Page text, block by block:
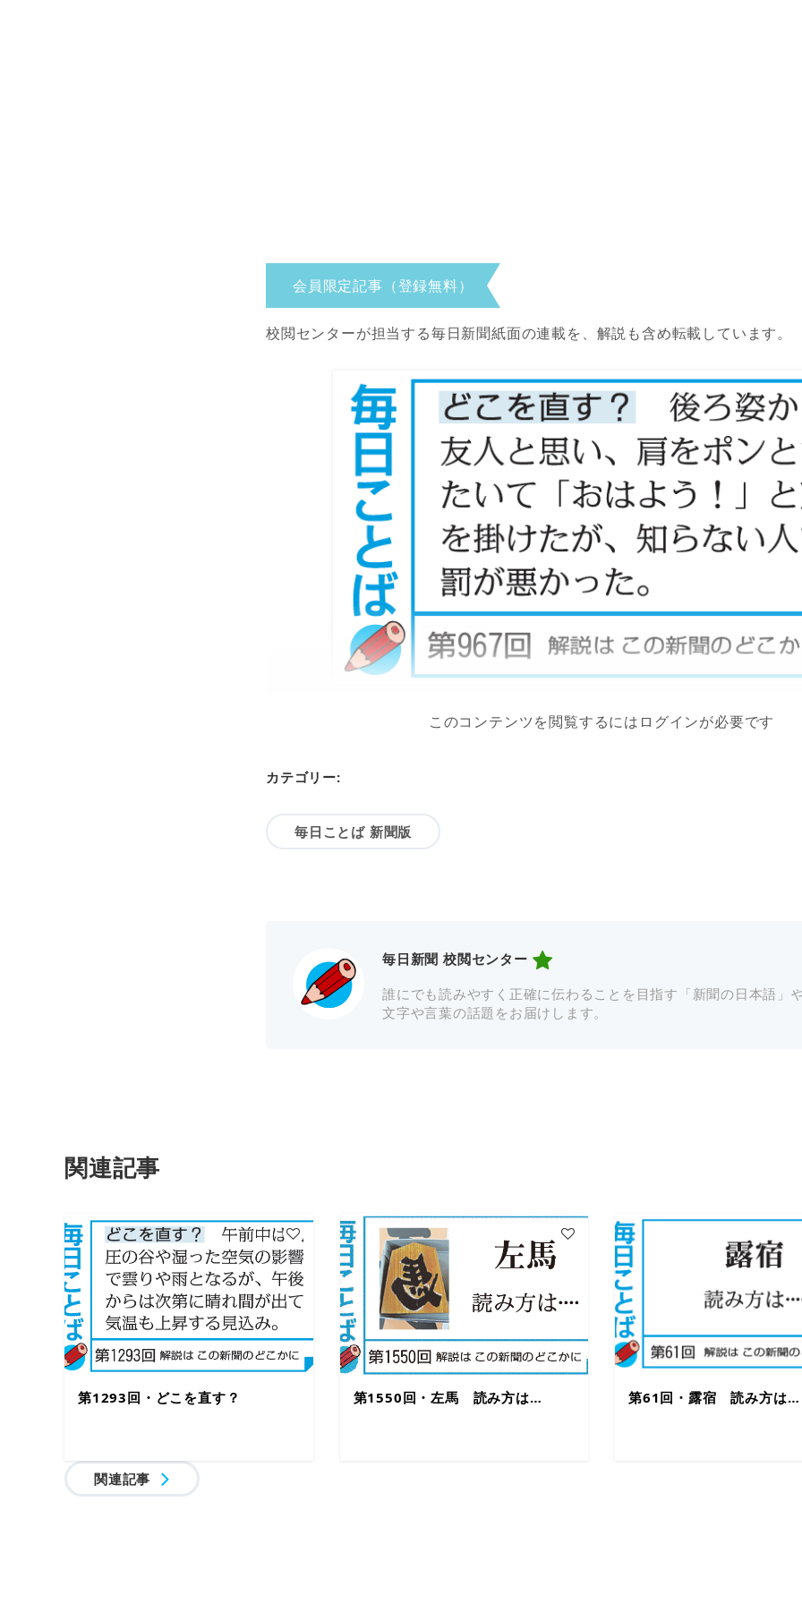
会員限定記事（登録無料）
校閲センターが担当する毎日新聞紙面の連載を、解説も含め転載しています。
このコンテンツを閲覧するにはログインが必要です
カテゴリー:
毎日ことば 新聞版
毎日新聞 校閲センター
誰にでも読みやすく正確に伝わることを目指す「新聞の日本語」
文字や言葉の話題をお届けします。
関連記事
第1293回・どこを直す？ 第1550回・左馬 読み方は… 第61回・露宿 読み方は…
関連記事